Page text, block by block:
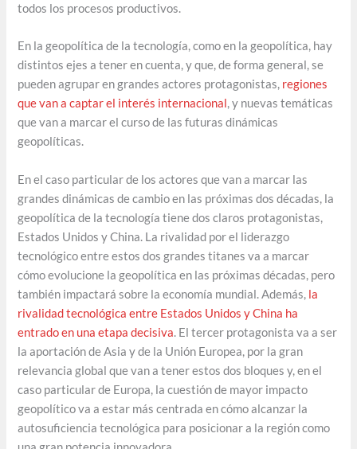
todos los procesos productivos.
En la geopolítica de la tecnología, como en la geopolítica, hay
distintos ejes a tener en cuenta, y que, de forma general, se
pueden agrupar en grandes actores protagonistas, regiones
que van a captar el interés internacional, y nuevas temáticas
que van a marcar el curso de las futuras dinámicas
geopolíticas.
En el caso particular de los actores que van a marcar las
grandes dinámicas de cambio en las próximas dos décadas, la
geopolítica de la tecnología tiene dos claros protagonistas,
Estados Unidos y China. La rivalidad por el liderazgo
tecnológico entre estos dos grandes titanes va a marcar
cómo evolucione la geopolítica en las próximas décadas, pero
también impactará sobre la economía mundial. Además, la
rivalidad tecnológica entre Estados Unidos y China ha
entrado en una etapa decisiva. El tercer protagonista va a ser
la aportación de Asia y de la Unión Europea, por la gran
relevancia global que van a tener estos dos bloques y, en el
caso particular de Europa, la cuestión de mayor impacto
geopolítico va a estar más centrada en cómo alcanzar la
autosuficiencia tecnológica para posicionar a la región como